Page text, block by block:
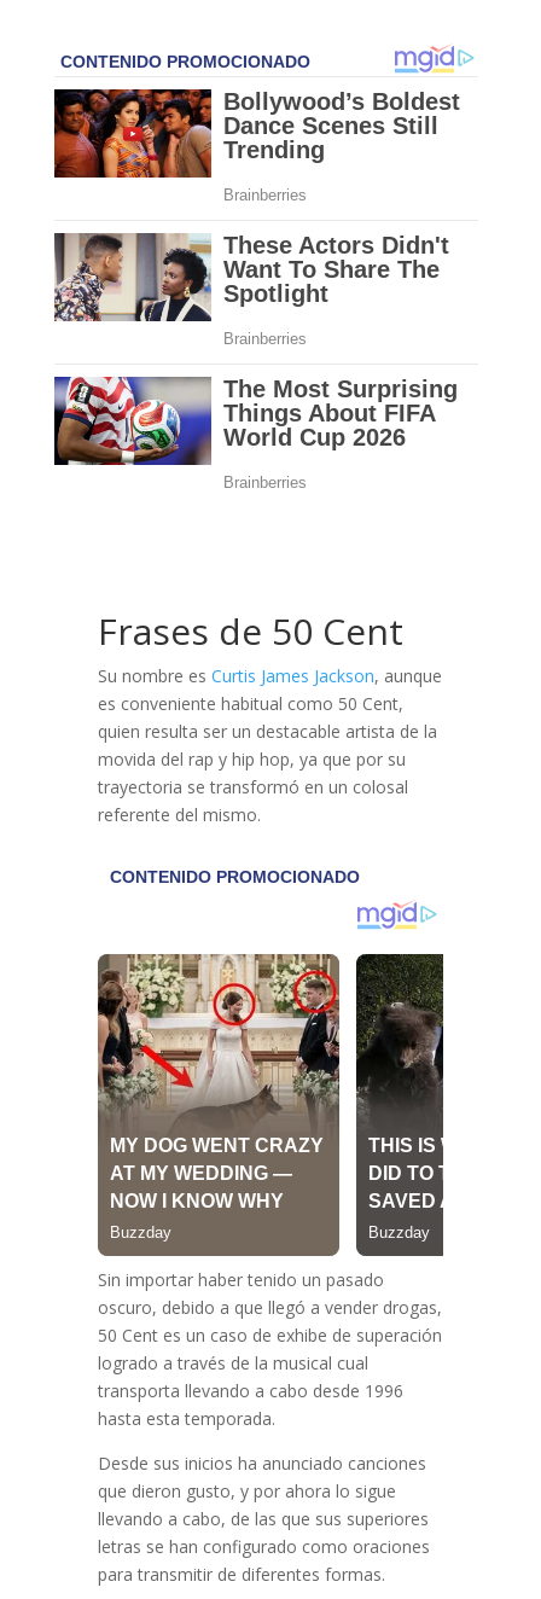
Frases de 50 Cent
Su nombre es Curtis James Jackson, aunque
es conveniente habitual como 50 Cent,
quien resulta ser un destacable artista de la
movida del rap y hip hop, ya que por su
trayectoria se transformó en un colosal
referente del mismo.
Sin importar haber tenido un pasado
oscuro, debido a que llegó a vender drogas,
50 Cent es un caso de exhibe de superación
logrado a través de la musical cual
transporta llevando a cabo desde 1996
hasta esta temporada.
Desde sus inicios ha anunciado canciones
que dieron gusto, y por ahora lo sigue
llevando a cabo, de las que sus superiores
letras se han configurado como oraciones
para transmitir de diferentes formas.